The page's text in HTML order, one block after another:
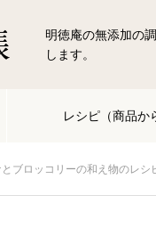
明徳庵の無添加の
します。
レシピ（商品か
とブロッコリーの和え物のレシ